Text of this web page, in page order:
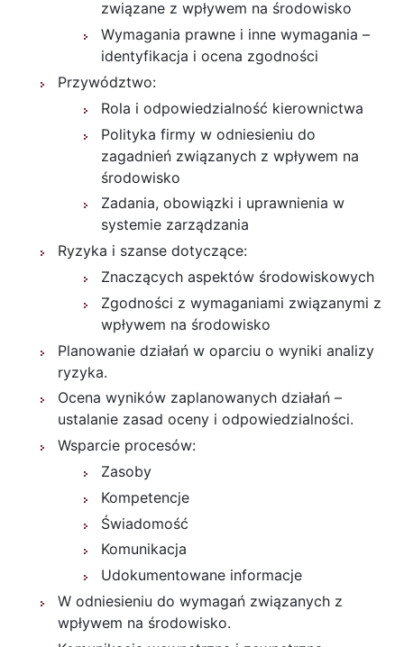
związane z wpływem na środowisko
Wymagania prawne i inne wymagania –
identyfikacja i ocena zgodności
Przywództwo:
Rola i odpowiedzialność kierownictwa
Polityka firmy w odniesieniu do
zagadnień związanych z wpływem na
środowisko
Zadania, obowiązki i uprawnienia w
systemie zarządzania
Ryzyka i szanse dotyczące:
Znaczących aspektów środowiskowych
Zgodności z wymaganiami związanymi z
wpływem na środowisko
Planowanie działań w oparciu o wyniki analizy
ryzyka.
Ocena wyników zaplanowanych działań –
ustalanie zasad oceny i odpowiedzialności.
Wsparcie procesów:
Zasoby
Kompetencje
Świadomość
Komunikacja
Udokumentowane informacje
W odniesieniu do wymagań związanych z
wpływem na środowisko.